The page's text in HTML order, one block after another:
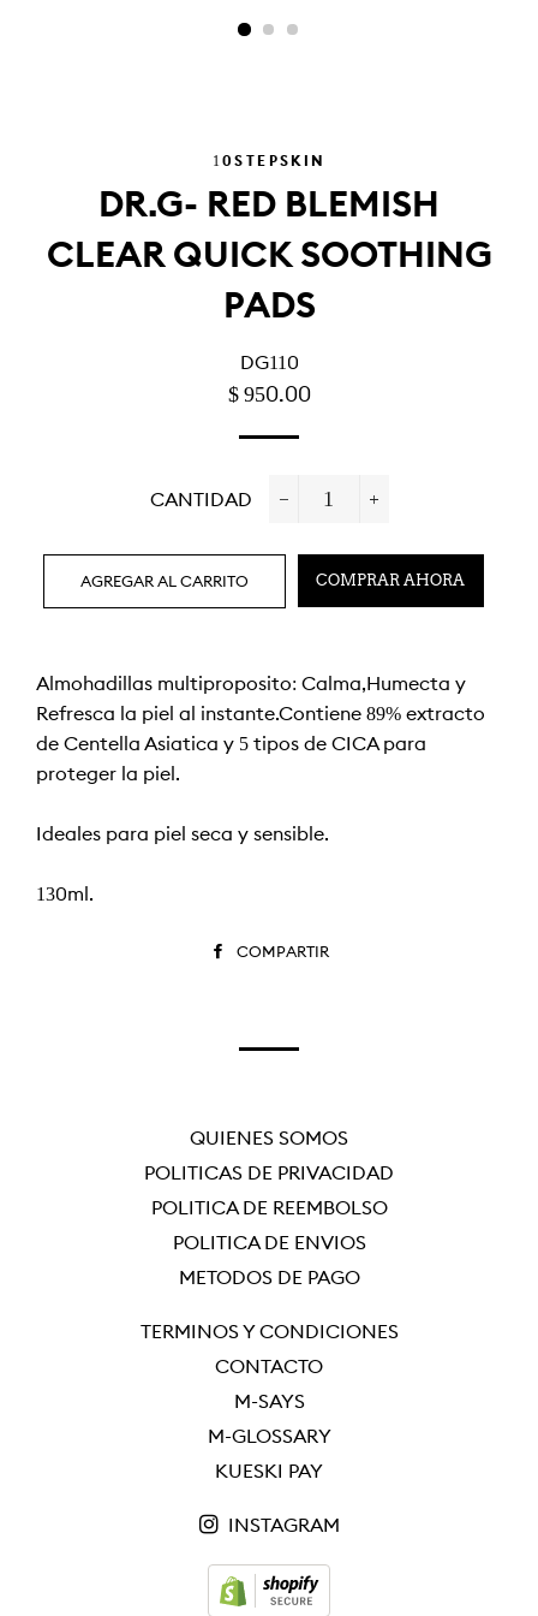
10STEPSKIN
DR.G- RED BLEMISH
CLEAR QUICK SOOTHING
PADS
DG110
PRECIO
PRECIO
$ 950.00
CANTIDAD
AGREGAR AL CARRITO COMPRAR AHORA
Almohadillas multipropósito: Calma,Humecta y
Refresca la piel al instante.Contiene 89% extracto
de Centella Asiática y 5 tipos de CICA para
proteger la piel.
Ideales para piel seca y sensible.
130ml.
COMPARTIR
QUIÉNES SOMOS
POLÍTICAS DE PRIVACIDAD
POLÍTICA DE REEMBOLSO
POLÍTICA DE ENVÍOS
MÉTODOS DE PAGO
TÉRMINOS Y CONDICIONES
CONTACTO
M-SAYS
M-GLOSSARY
KUESKI PAY
INSTAGRAM